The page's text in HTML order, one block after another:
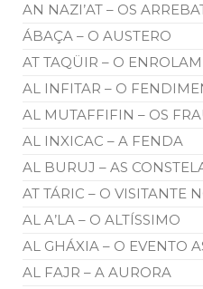
AN NAZI’AT – OS
ÁBAÇA – O AUSTERO
AT TAQÜIR – O
AL INFITAR – O
AL MUTAFFIFIN – OS
AL INXICAC – A FENDA
AL BURUJ – AS
AT TÁRIC – O VISITANTE
AL A’LA – O ALTÍSSIMO
AL GHÁXIA – O EVENTO
AL FAJR – A AURORA